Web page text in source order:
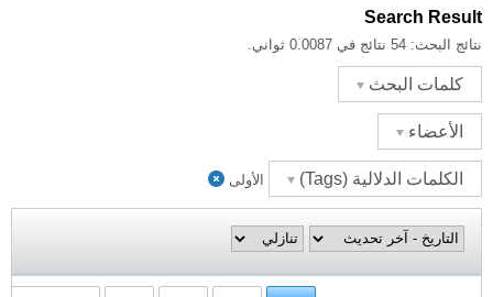
Search Result
نتائج البحث:
كلمات البحث
الأعضاء
الكلمات الدلالية (Tags) الأولى